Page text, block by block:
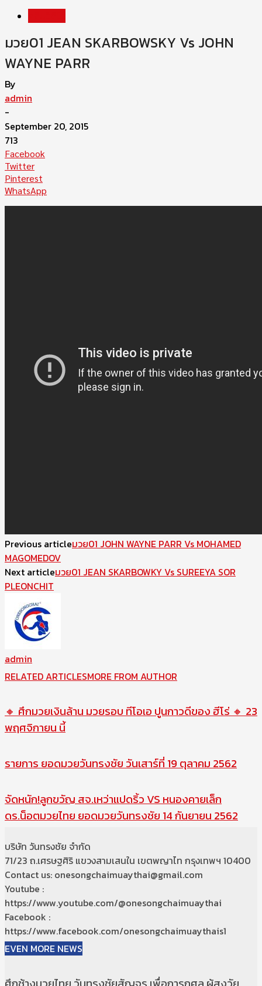
มวย01 JEAN SKARBOWSKY Vs JOHN
WAYNE PARR
By
admin
-
September 20, 2015
713
Facebook
Twitter
Pinterest
WhatsApp
Previous articleมวย01 JOHN WAYNE PARR Vs MOHAMED
MAGOMEDOV
Next articleมวย01 JEAN SKARBOWKY Vs SUREEYA SOR
PLEONCHIT
admin
RELATED ARTICLESMORE FROM AUTHOR
🔸 ศึกมวยเงินล้าน มวยรอบ ทีโอเอ ปูนกาวดีของ ฮีโร่ 🔸 23
พฤศจิกายน นี้
รายการ ยอดมวยวันทรงชัย วันเสาร์ที่ 19 ตุลาคม 2562
จัดหนัก!ลูกขวัญ สจ.เหว่าแปดริ้ว VS หนองคายเล็ก
ดร.น็อตมวยไทย ยอดมวยวันทรงชัย 14 กันยายน 2562
บริษัท วันทรงชัย จำกัด
71/23 ถ.เศรษฐศิริ แขวงสามเสนใน เขตพญาไท กรุงเทพฯ 10400
Contact us: onesongchaimuaythai@gmail.com
Youtube :
https://www.youtube.com/@onesongchaimuaythai
Facebook :
https://www.facebook.com/onesongchaimuaythais1
EVEN MORE NEWS